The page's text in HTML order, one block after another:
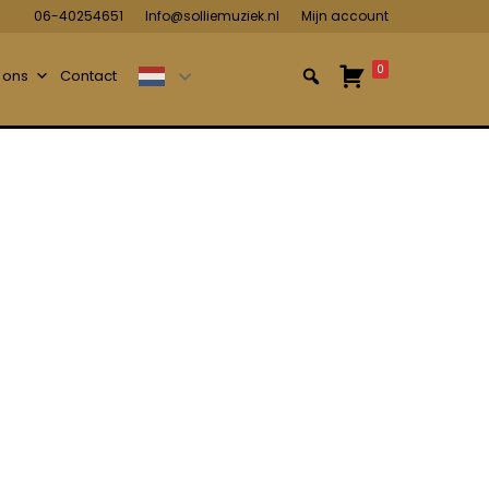
06-40254651 Info@solliemuziek.nl Mijn account
Contact 0